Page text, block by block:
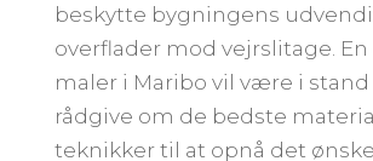
beskytte bygningens
overflader mod vejrslitage.
maler i Maribo vil være i
rådgive om de bedste
teknikker til at opnå det